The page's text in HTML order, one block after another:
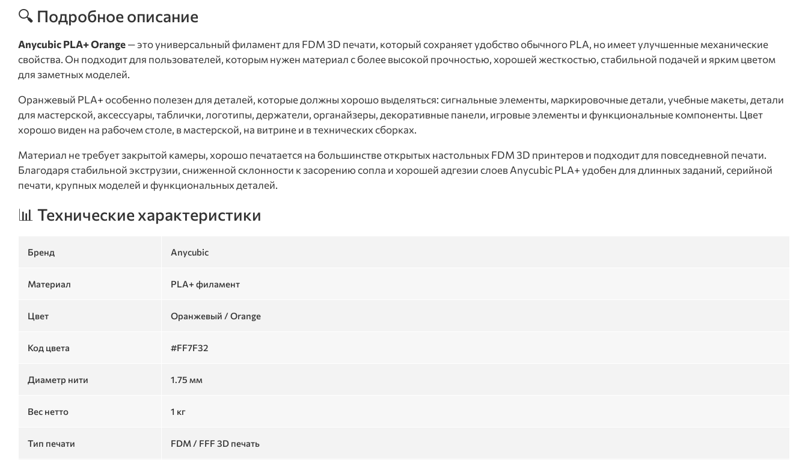
🔍 Подробное описание
Anycubic PLA+ Orange— это универсальный филамент для FDM 3D печати, который сохраняет удобство обычного PLA, но имеет улучшенные механические
свойства. Он подходит для пользователей, которым нужен материал с более высокой прочностью, хорошей жесткостью, стабильной подачей и ярким цветом
для заметных моделей.
Оранжевый PLA+ особенно полезен для деталей, которые должны хорошо выделяться: сигнальные элементы, маркировочные детали, учебные макеты, детали
для мастерской, аксессуары, таблички, логотипы, держатели, органайзеры, декоративные панели, игровые элементы и функциональные компоненты. Цвет
хорошо виден на рабочем столе, в мастерской, на витрине и в технических сборках.
Материал не требует закрытой камеры, хорошо печатается на большинстве открытых настольных FDM 3D принтеров и подходит для повседневной печати.
Благодаря стабильной экструзии, сниженной склонности к засорению сопла и хорошей адгезии слоев Anycubic PLA+ удобен для длинных заданий, серийной
печати, крупных моделей и функциональных деталей.
📊 Технические характеристики
Бренд Anycubic
Материал PLA+ филамент
Цвет Оранжевый / Orange
Код цвета #FF7F32
Диаметр нити 1.75 мм
Вес нетто 1 кг
Тип печати FDM / FFF 3D печать